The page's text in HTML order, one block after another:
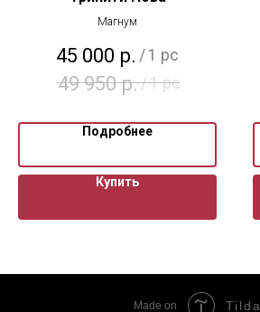
Магнум
45 000 р. / 1 pc
49 950 р./1 pc
Подробнее
Купить
Made on Tilda